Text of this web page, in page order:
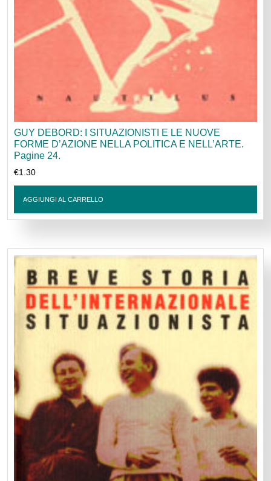
GUY DEBORD: I SITUAZIONISTI E LE NUOVE
FORME D’AZIONE NELLA POLITICA E NELL’ARTE.
Pagine 24.
€1.30
AGGIUNGI AL CARRELLO